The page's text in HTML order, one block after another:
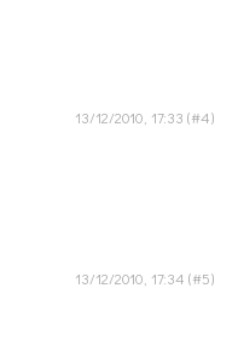
13/12/2010, 17:33
13/12/2010, 17:34